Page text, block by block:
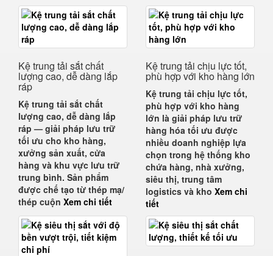
Kệ trung tải sắt chất
lượng cao, dễ dàng lắp
ráp
Kệ trung tải sắt chất
lượng cao, dễ dàng lắp
ráp — giải pháp lưu trữ
tối ưu cho kho hàng,
xưởng sản xuất, cửa
hàng và khu vực lưu trữ
trung bình. Sản phẩm
được chế tạo từ thép mạ/
thép cuộn Xem chi tiết
Kệ trung tải chịu lực tốt,
phù hợp với kho hàng lớn
Kệ trung tải chịu lực tốt,
phù hợp với kho hàng
lớn là giải pháp lưu trữ
hàng hóa tối ưu được
nhiều doanh nghiệp lựa
chọn trong hệ thống kho
chứa hàng, nhà xưởng,
siêu thị, trung tâm
logistics và kho Xem chi
tiết